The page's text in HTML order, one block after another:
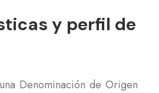
y perfil de
Denominación de Origen